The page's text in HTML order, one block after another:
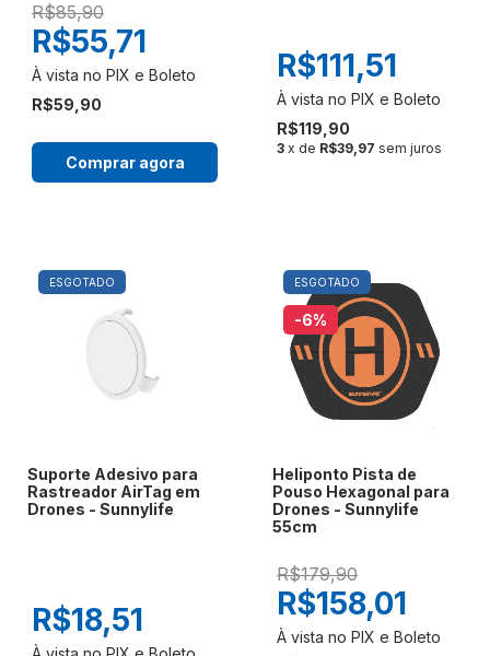
R$85,90
R$59,90
R$55,71
Comprar agora
R$119,90
R$111,51
3 x de R$39,97 sem juros
ESGOTADO
Suporte Adesivo para
Rastreador AirTag em
Drones - Sunnylife
R$18,51
ESGOTADO
-6%
Heliponto Pista de
Pouso Hexagonal para
Drones - Sunnylife
55cm
R$179,90
R$158,01